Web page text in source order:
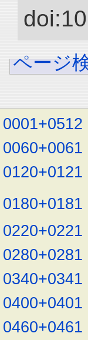
ページ
0001+0512
0060+0061
0120+0121
0180+0181
0220+0221
0280+0281
0340+0341
0400+0401
0460+0461